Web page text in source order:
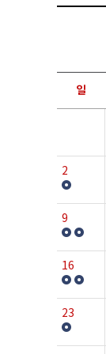
일
2
9
16
23